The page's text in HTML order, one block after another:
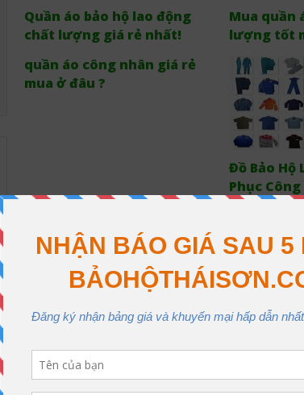
Quần áo bảo hộ lao động
chất lượng giá rẻ nhất!
Mua quần
lượng tốt
quần áo công nhân giá rẻ
mua ở đâu ?
Đồ Bảo Hộ
Phục
Lượng
May đồng phục bảo hộ chất
lượng tại miền nam
May quần
động chất
tốt nhất
hộp có lưới
Áo phản
giá tốt
Áo gile kỹ sư có lưới
Đặt May
Lao Động